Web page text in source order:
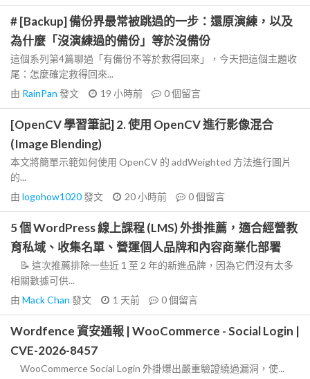
# [Backup] 備份界最常被跳過的一步：還原演練，以及
為什麼「沒演練過的備份」等於沒備份
這個系列第4篇聊過「有備份不等於救得回來」，今天把這個主題收
尾：怎麼確定救得回來...
由 RainPan 發文 19 小時前 0個留言
[OpenCV 學習筆記] 2. 使用 OpenCV 進行影像混合
(Image Blending)
本文將簡單示範如何使用 OpenCV 的 addWeighted 方法進行圖片
的...
由 logohow1020發文 20 小時前 0個留言
5 個 WordPress 線上課程 (LMS) 外掛推薦，適合經營教
育私域、收集名單、營運個人品牌和內容商業化部署
📝 這次推薦排除一些近 1 至 2 年的新進品牌，因為它們沒有太多
相關數據可供...
由 Mack Chan 發文 1 天前 0個留言
Wordfence 資安通報 | WooCommerce - Social Login |
CVE-2026-8457
WooCommerce Social Login 外掛爆出嚴重驗證繞過漏洞，使...